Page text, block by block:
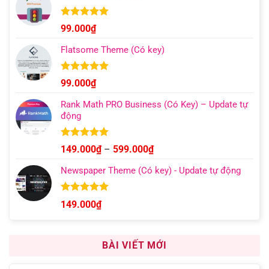
Được xếp
hạng 4.96
5 sao
99.000₫
Flatsome Theme (Có key)
Được xếp
hạng 4.95
5 sao
99.000₫
Rank Math PRO Business (Có Key) – Update tự
động
Được xếp
hạng 5.00
5 sao
149.000₫ – 599.000₫Khoảng
từ
Newspaper Theme (Có key) - Update tự động
Được xếp
hạng4.92
149.000₫
BÀI VIẾT MỚI